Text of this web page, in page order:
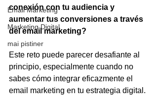
Email Marketing
Marketing Digital
mai pistiner
conexión con tu audiencia y
aumentar tus conversiones a través
del email marketing?
Este reto puede parecer desafiante al
principio, especialmente cuando no
sabes cómo integrar eficazmente el
email marketing en tu estrategia digital.